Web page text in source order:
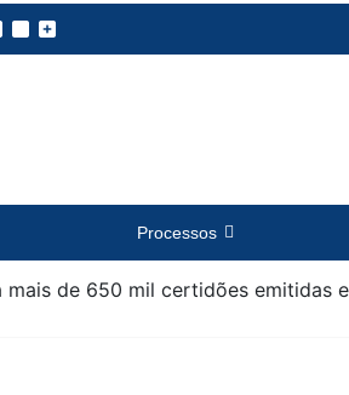
Processos
mais de 650 mil certidões emitidas